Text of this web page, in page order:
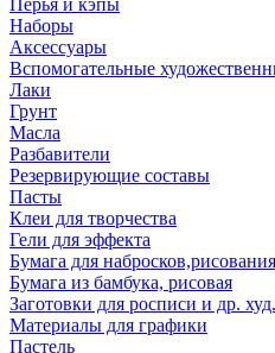
Перья и кэпы
Наборы
Аксессуары
Вспомогательные
Лаки
Грунт
Масла
Разбавители
Резервирующие составы
Пасты
Клеи для творчества
Гели для эффекта
Бумага для
Бумага из бамбука, рисовая
Заготовки для росписи и др.
Материалы для графики
Пастель